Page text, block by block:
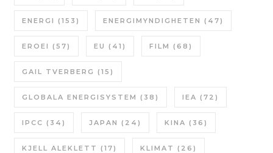
ENERGI (153) ENERGIMYNDIGHETEN (47)
EROEI (57) EU (41) FILM (68)
GAIL TVERBERG (15)
GLOBALA ENERGISYSTEM (38) IEA (72)
IPCC (34) JAPAN (24) KINA (36)
KJELL ALEKLETT (17) KLIMAT (26)